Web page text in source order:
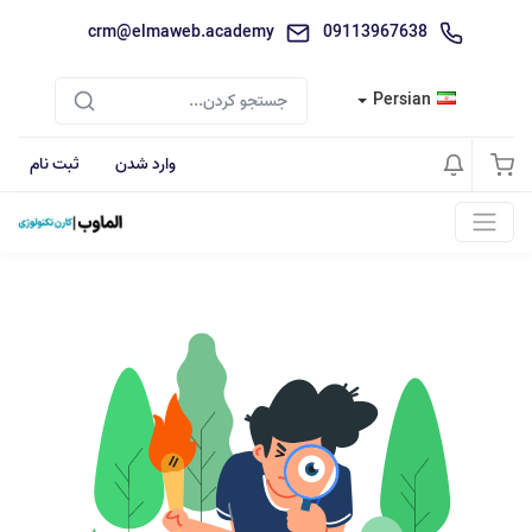
09113967638
crm@elmaweb.academy
Persian
وارد شدن ثبت نام